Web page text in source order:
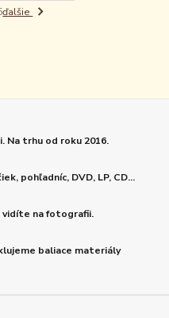
ďalšie
Na trhu od roku 2016.
pohľadníc, DVD, LP, CD...
na fotografii.
baliace materiály